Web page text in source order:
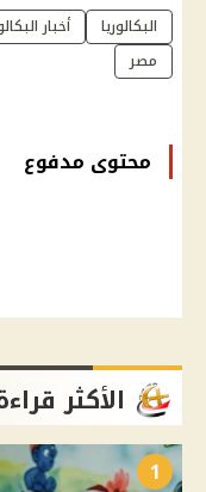
البكالوريا أخبار
مصر
محتوى مدفوع
الأكثر
1